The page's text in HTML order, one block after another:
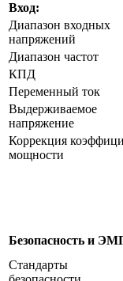
Вход:
Диапазон входных
напряжений
Диапазон частот
КПД
Переменный ток
Выдерживаемое
напряжение
Коррекция
мощности
Безопасность и
Стандарты